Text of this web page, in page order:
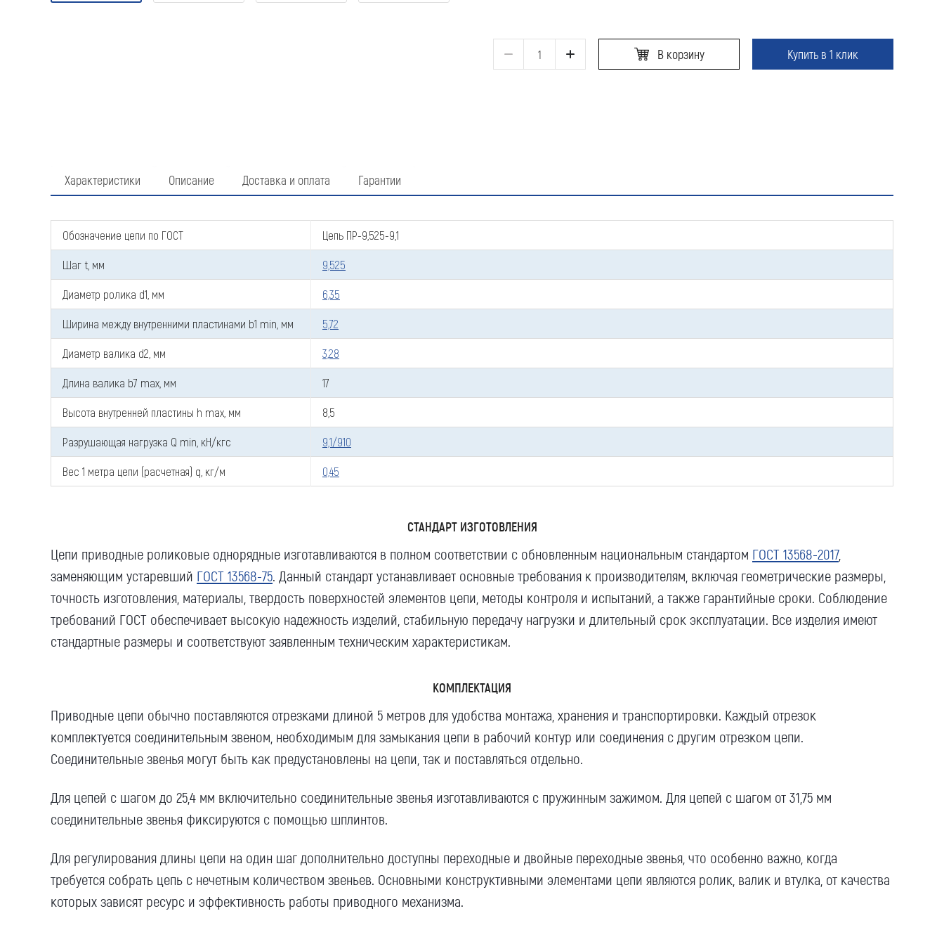
В корзину Купить в 1 клик
Характеристики Описание Доставка и оплата Гарантии
Обозначение цепи по ГОСТ Цепь ПР-9,525-9,1
Шаг t, мм 9,525
Диаметр ролика d1, мм 6,35
Ширина между внутренними пластинами b1 min, мм 5,72
Диаметр валика d2, мм 3,28
Длина валика b7 max, мм 17
Высота внутренней пластины h max, мм 8,5
Разрушающая нагрузка Q min, кН/кгс 9,1/910
Вес 1 метра цепи (расчетная) q, кг/м 0,45
СТАНДАРТ ИЗГОТОВЛЕНИЯ
Цепи приводные роликовые однорядные изготавливаются в полном соответствии с обновленным национальным стандартом ГОСТ 13568-2017,
заменяющим устаревший ГОСТ 13568-75. Данный стандарт устанавливает основные требования к производителям , включая геометрические размеры,
точность изготовления, материалы, твердость поверхностей элементов цепи, методы контроля и испытаний, а также гарантийные сроки. Соблюдение
требований ГОСТ обеспечивает высокую надежность изделий, стабильную передачу нагрузки и длительный срок эксплуатации. Все изделия имеют
стандартные размеры и соответствуют заявленным техническим характеристикам.
КОМПЛЕКТАЦИЯ
Приводные цепи обычно поставляются отрезками длиной 5 метров для удобства монтажа, хранения и транспортировки. Каждый отрезок
комплектуется соединительным звеном , необходимым для замыкания цепи в рабочий контур или соединения с другим отрезком цепи.
Соединительные звенья могут быть как предустановлены на цепи, так и поставляться отдельно.
Для цепей с шагом до 25,4 мм включительно соединительные звенья изготавливаются с пружинным зажимом. Для цепей с шагом от 31,75 мм
соединительные звенья фиксируются с помощью шплинтов.
Для регулирования длины цепи на один шаг дополнительно доступны переходные и двойные переходные звенья , что особенно важно, когда
требуется собрать цепь с нечетным количеством звеньев. Основными конструктивными элементами цепи являются ролик валик и втулка, от качества
которых зависят ресурс и эффективность работы приводного механизма.
Как к Вам обращаться (обязательно)
Компания
Номер телефона для связи (обязательно)